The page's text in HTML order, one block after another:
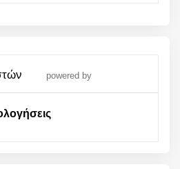
powered by